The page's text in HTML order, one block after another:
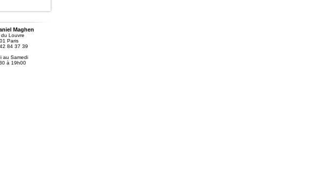
Maghen
Louvre
Paris
84 37 39
au Samedi
à 19h00